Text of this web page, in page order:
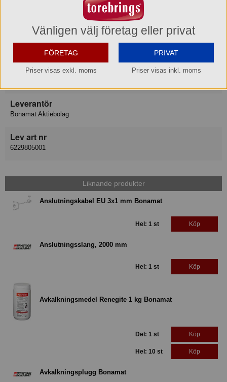
Produktinformation
Varumärke
Varukategori
Leverantör
Bonamat Aktiebolag
Lev art nr
6229805001
Liknande produkter
Anslutningskabel EU 3x1 mm Bonamat
Hel: 1 st Köp
Anslutningsslang, 2000 mm
Hel: 1 st Köp
Avkalkningsmedel Renegite 1 kg Bonamat
Del: 1 st Köp
Hel: 10 st Köp
Avkalkningsplugg Bonamat
Vänligen välj företag eller privat
FÖRETAG
Priser visas exkl. moms
PRIVAT
Priser visas inkl. moms